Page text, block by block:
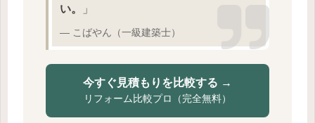
い。
」
― こばやん（一級建築士）
今すぐ見積もりを比較する →
リフォーム比較プロ（完全無料）